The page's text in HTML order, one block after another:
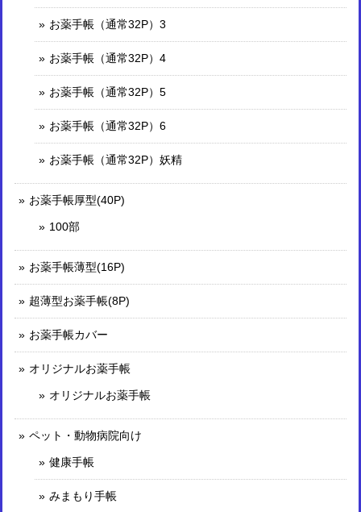
お薬手帳（通常32P）3
お薬手帳（通常32P）4
お薬手帳（通常32P）5
お薬手帳（通常32P）6
お薬手帳（通常32P）妖精
お薬手帳厚型(40P)
100部
お薬手帳薄型(16P)
超薄型お薬手帳(8P)
お薬手帳カバー
オリジナルお薬手帳
オリジナルお薬手帳
ペット・動物病院向け
健康手帳
みまもり手帳